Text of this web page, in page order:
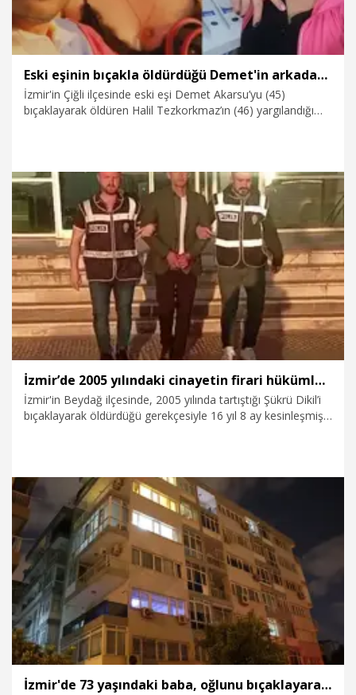
Eski eşinin bıçakla öldürdüğü Demet'in arkadaşı: Sürekli şiddet görüyordu
İzmir'in Çiğli ilçesinde eski eşi Demet Akarsu’yu (45)
bıçaklayarak öldüren Halil Tezkorkmaz’ın (46) yargılandığı
16.06.2026 Gündem
İzmir’de 2005 yılındaki cinayetin firari hükümlüsü yakalandı
İzmir'in Beydağ ilçesinde, 2005 yılında tartıştığı Şükrü Dikil’i
bıçaklayarak öldürdüğü gerekçesiyle 16 yıl 8 ay kesinleşmiş
6.05.2026 Gündem
İzmir'de 73 yaşındaki baba, oğlunu bıçaklayarak öldürdü